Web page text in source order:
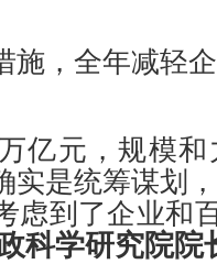
施，全年减轻
亿元，规模
实是统筹谋划
虑到了企业和
科学研究院院